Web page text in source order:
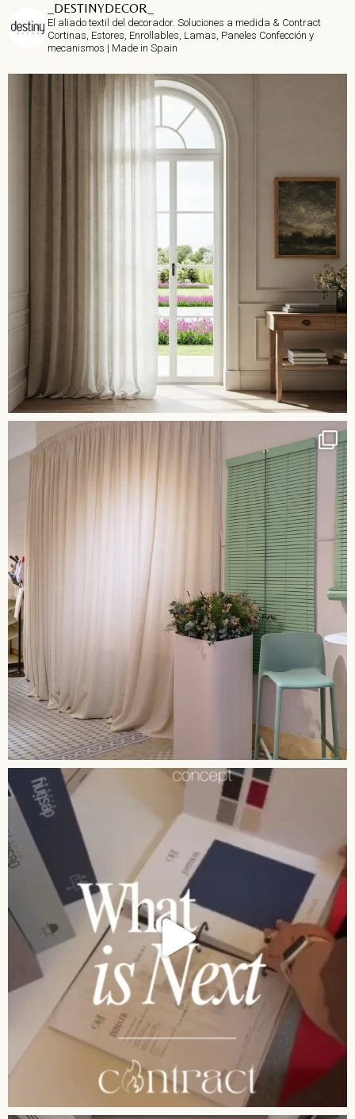
_DESTINYDECOR_
El aliado textil del decorador. Soluciones a medida & Contract
Cortinas, Estores, Enrollables, Lamas, Paneles Confección y
mecanismos | Made in Spain